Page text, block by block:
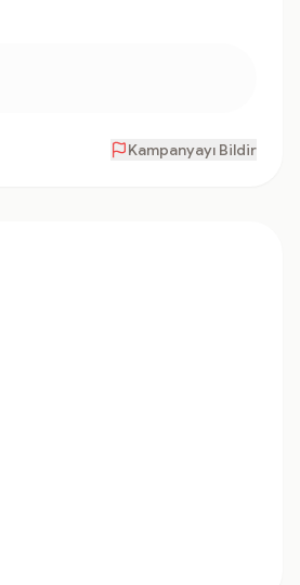
Kampanyayı Bildir